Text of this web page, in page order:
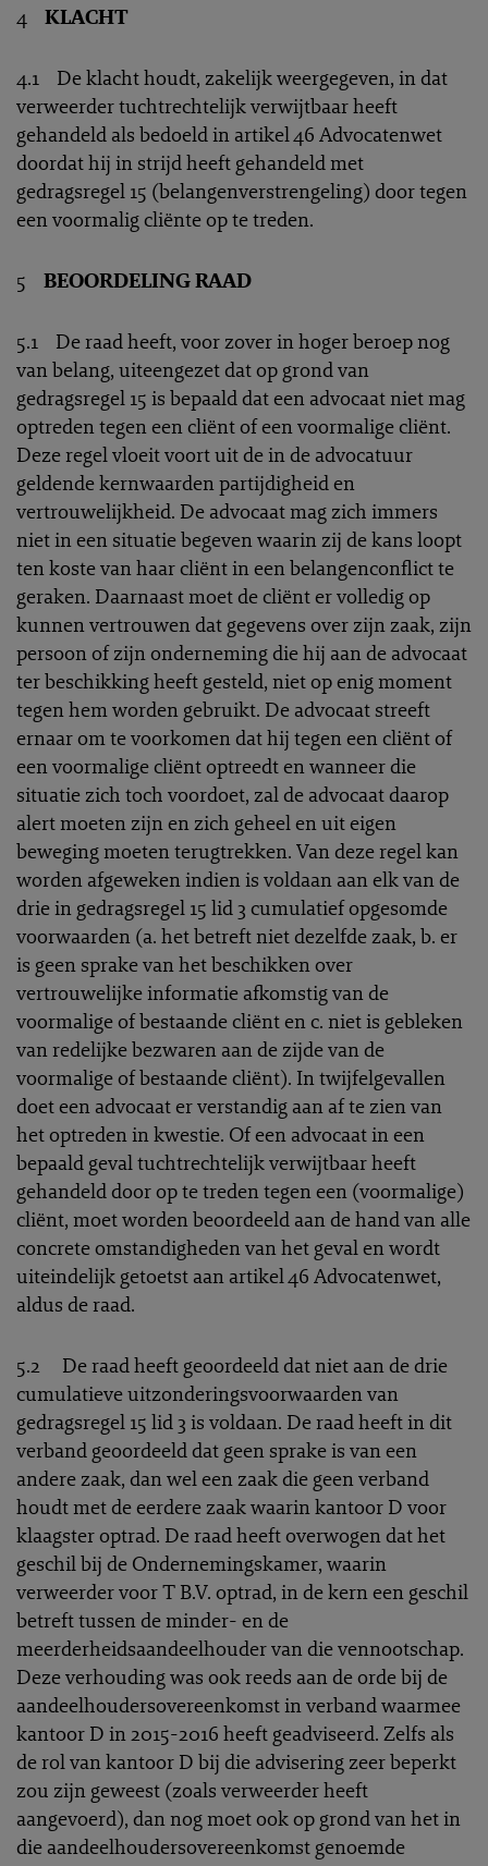
4 KLACHT
4.1 De klacht houdt, zakelijk weergegeven, in dat
verweerder tuchtrechtelijk verwijtbaar heeft
gehandeld als bedoeld in artikel 46 Advocatenwet
doordat hij in strijd heeft gehandeld met
gedragsregel 15 (belangenverstrengeling) door tegen
een voormalig cliënte op te treden.
5 BEOORDELING RAAD
5.1 De raad heeft, voor zover in hoger beroep nog
van belang, uiteengezet dat op grond van
gedragsregel 15 is bepaald dat een advocaat niet mag
optreden tegen een cliënt of een voormalige cliënt.
Deze regel vloeit voort uit de in de advocatuur
geldende kernwaarden partijdigheid en
vertrouwelijkheid. De advocaat mag zich immers
niet in een situatie begeven waarin zij de kans loopt
ten koste van haar cliënt in een belangenconflict te
geraken. Daarnaast moet de cliënt er volledig op
kunnen vertrouwen dat gegevens over zijn zaak, zijn
persoon of zijn onderneming die hij aan de advocaat
ter beschikking heeft gesteld, niet op enig moment
tegen hem worden gebruikt. De advocaat streeft
ernaar om te voorkomen dat hij tegen een cliënt of
een voormalige cliënt optreedt en wanneer die
situatie zich toch voordoet, zal de advocaat daarop
alert moeten zijn en zich geheel en uit eigen
beweging moeten terugtrekken. Van deze regel kan
worden afgeweken indien is voldaan aan elk van de
drie in gedragsregel 15 lid 3 cumulatief opgesomde
voorwaarden (a. het betreft niet dezelfde zaak, b. er
is geen sprake van het beschikken over
vertrouwelijke informatie afkomstig van de
voormalige of bestaande cliënt en c. niet is gebleken
van redelijke bezwaren aan de zijde van de
voormalige of bestaande cliënt). In twijfelgevallen
doet een advocaat er verstandig aan af te zien van
het optreden in kwestie. Of een advocaat in een
bepaald geval tuchtrechtelijk verwijtbaar heeft
gehandeld door op te treden tegen een (voormalige)
cliënt, moet worden beoordeeld aan de hand van alle
concrete omstandigheden van het geval en wordt
uiteindelijk getoetst aan artikel 46 Advocatenwet,
aldus de raad.
5.2 De raad heeft geoordeeld dat niet aan de drie
cumulatieve uitzonderingsvoorwaarden van
gedragsregel 15 lid 3 is voldaan. De raad heeft in dit
verband geoordeeld dat geen sprake is van een
andere zaak, dan wel een zaak die geen verband
houdt met de eerdere zaak waarin kantoor D voor
klaagster optrad. De raad heeft overwogen dat het
geschil bij de Ondernemingskamer, waarin
verweerder voor T B.V. optrad, in de kern een geschil
betreft tussen de minder- en de
meerderheidsaandeelhouder van die vennootschap.
Deze verhouding was ook reeds aan de orde bij de
aandeelhoudersovereenkomst in verband waarmee
kantoor D in 2015-2016 heeft geadviseerd. Zelfs als
de rol van kantoor D bij die advisering zeer beperkt
zou zijn geweest (zoals verweerder heeft
aangevoerd), dan nog moet ook op grond van het in
die aandeelhoudersovereenkomst genoemde